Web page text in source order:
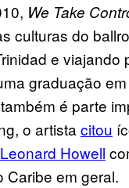
We Take
culturas do
e
graduação
é parte
o artista citou
Leonard Howell
Caribe em geral.